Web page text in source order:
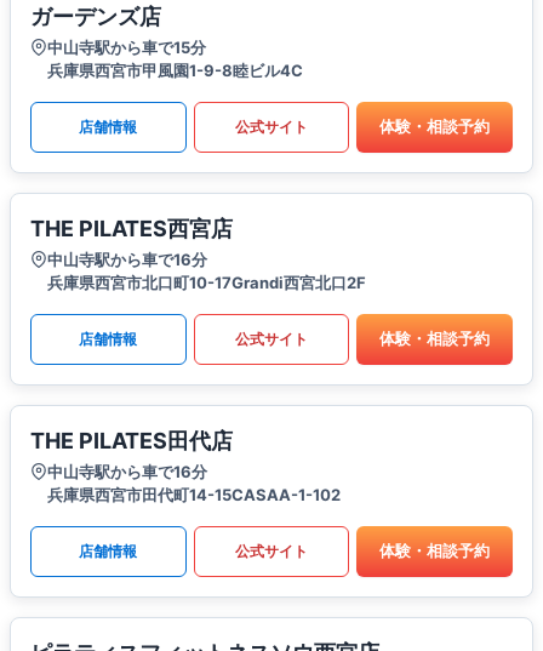
ガーデンズ店
中山寺駅から車で15分
兵庫県西宮市甲風園1-9-8睦ビル4C
店舗情報 公式サイト 体験・相談予約
THE PILATES西宮店
中山寺駅から車で16分
兵庫県西宮市北口町10-17Grandi西宮北口2F
店舗情報 公式サイト 体験・相談予約
THE PILATES田代店
中山寺駅から車で16分
兵庫県西宮市田代町14-15CASAA-1-102
店舗情報 公式サイト 体験・相談予約